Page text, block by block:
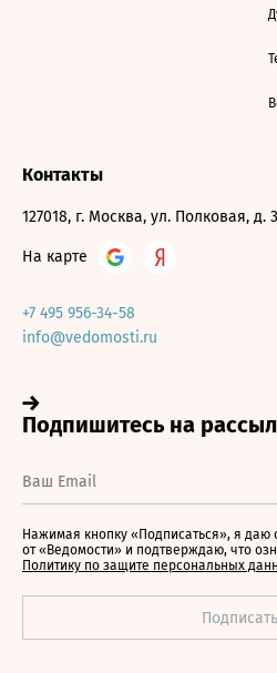
Контакты
127018, г. Москва, ул. Полковая, д.
На карте
+7 495 956-34-58
info@vedomosti.ru
Нажимая кнопку «Подписаться», я даю
от «Ведомости» и подтверждаю, что
Политику по защите персональных